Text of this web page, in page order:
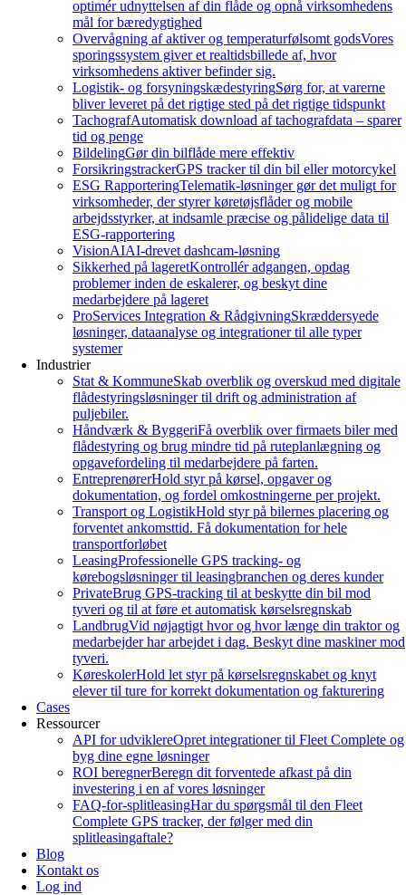
optimér udnyttelsen af din flåde og opnå virksomhedens
mål for bæredygtighed
Overvågning af aktiver og temperaturfølsomt godsVores
sporingssystem giver et realtidsbillede af, hvor
virksomhedens aktiver befinder sig.
Logistik- og forsyningskædestyringSørg for, at varerne
bliver leveret på det rigtige sted på det rigtige tidspunkt
TachografAutomatisk download af tachografdata – sparer
tid og penge
BildelingGør din bilflåde mere effektiv
ForsikringstrackerGPS tracker til din bil eller motorcykel
ESG RapporteringTelematik-løsninger gør det muligt for
virksomheder, der styrer køretøjsflåder og mobile
arbejdsstyrker, at indsamle præcise og pålidelige data til
ESG-rapportering
VisionAIAI-drevet dashcam-løsning
Sikkerhed på lageretKontrollér adgangen, opdag
problemer inden de eskalerer, og beskyt dine
medarbejdere på lageret
ProServices Integration & RådgivningSkræddersyede
løsninger, dataanalyse og integrationer til alle typer
systemer
Industrier
Stat & KommuneSkab overblik og overskud med digitale
flådestyringsløsninger til drift og administration af
puljebiler.
Håndværk & ByggeriFå overblik over firmaets biler med
flådestyring og brug mindre tid på ruteplanlægning og
opgavefordeling til medarbejdere på farten.
EntreprenørerHold styr på kørsel, opgaver og
dokumentation, og fordel omkostningerne per projekt.
Transport og LogistikHold styr på bilernes placering og
forventet ankomsttid. Få dokumentation for hele
transportforløbet
LeasingProfessionelle GPS tracking- og
kørebogsløsninger til leasingbranchen og deres kunder
PrivateBrug GPS-tracking til at beskytte din bil mod
tyveri og til at føre et automatisk kørselsregnskab
LandbrugVid nøjagtigt hvor og hvor længe din traktor og
medarbejder har arbejdet i dag. Beskyt dine maskiner mod
tyveri.
KøreskolerHold let styr på kørselsregnskabet og knyt
elever til ture for korrekt dokumentation og fakturering
Cases
Ressourcer
API for udviklereOpret integrationer til Fleet Complete og
byg dine egne løsninger
ROI beregnerBeregn dit forventede afkast på din
investering i en af vores løsninger
FAQ-for-splitleasingHar du spørgsmål til den Fleet
Complete GPS tracker, der følger med din
splitleasingaftale?
Blog
Kontakt os
Log ind